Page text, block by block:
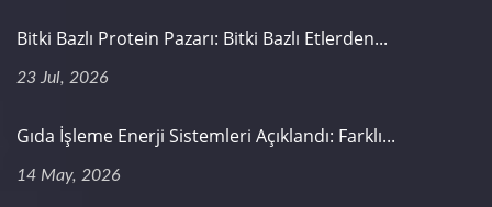
Bitki Bazlı Protein Pazarı: Bitki Bazlı Etlerden...
23 Jul, 2026
Gıda İşleme Enerji Sistemleri Açıklandı: Farklı...
14 May, 2026